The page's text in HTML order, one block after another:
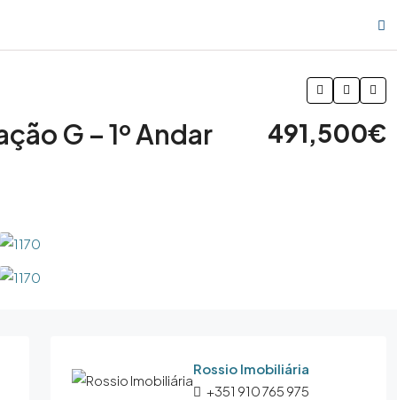
G – 1º Andar 491,500€
Rossio Imobiliária
+351 910 765 975